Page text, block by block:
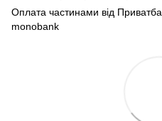
Оплата частинами від
monobank